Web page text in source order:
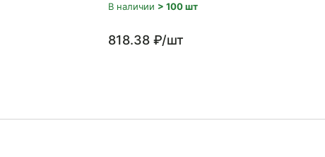
В наличии > 100 шт
818.38 ₽/шт